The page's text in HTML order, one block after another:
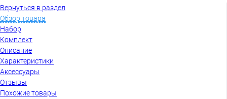
Вернуться в раздел
Обзор товара
Набор
Комплект
Описание
Характеристики
Аксессуары
Отзывы
Похожие товары